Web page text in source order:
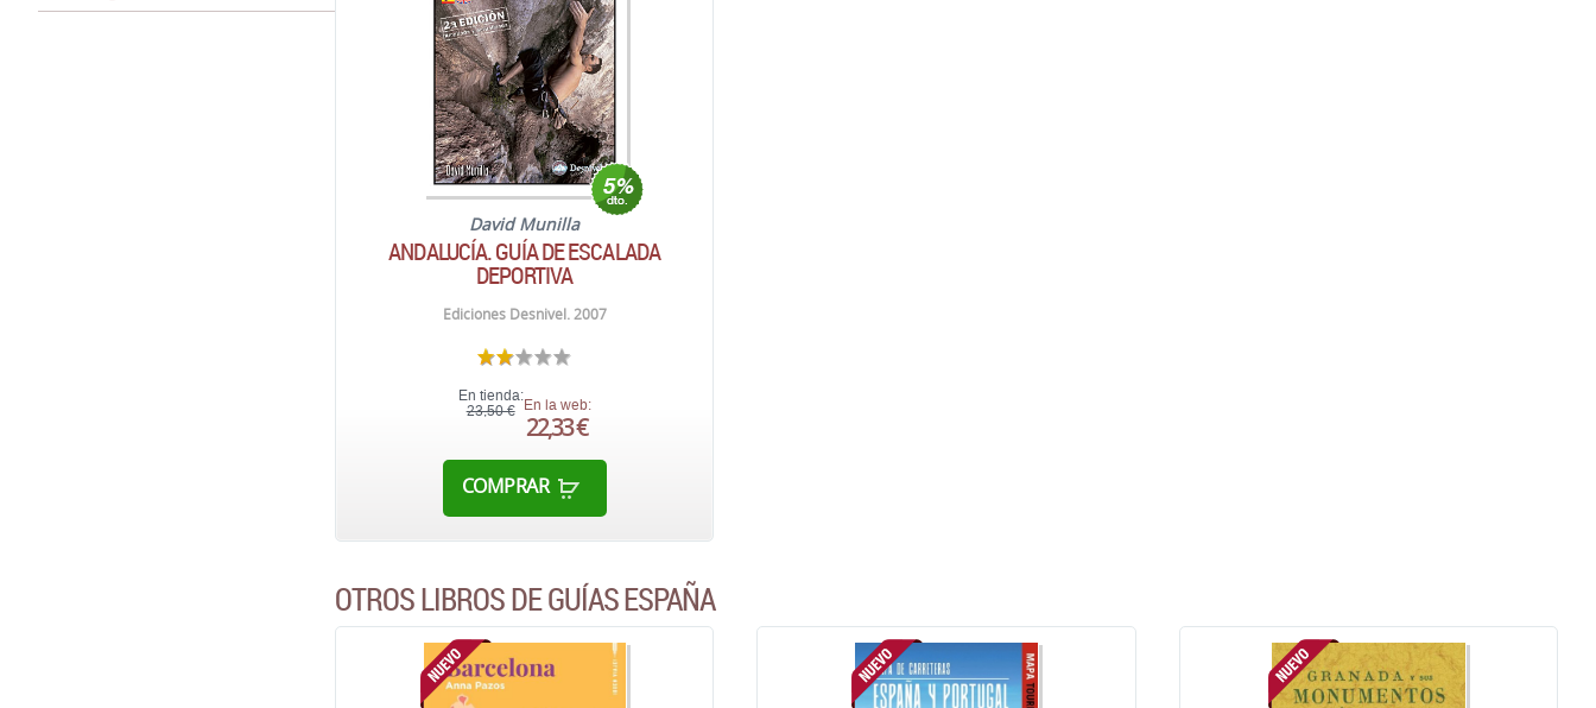
David Munilla
ANDALUCÍA. GUÍA DE ESCALADA
DEPORTIVA
Ediciones Desnivel. 2007
En tienda:
23,50 € En la web:
22,33 €
COMPRAR
OTROS LIBROS DE GUÍAS ESPAÑA